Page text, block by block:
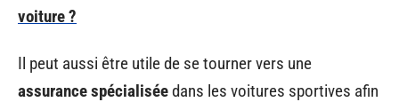
voiture ?
Il peut aussi être utile de se tourner vers une
assurance spécialiséedans les voitures sportives afin